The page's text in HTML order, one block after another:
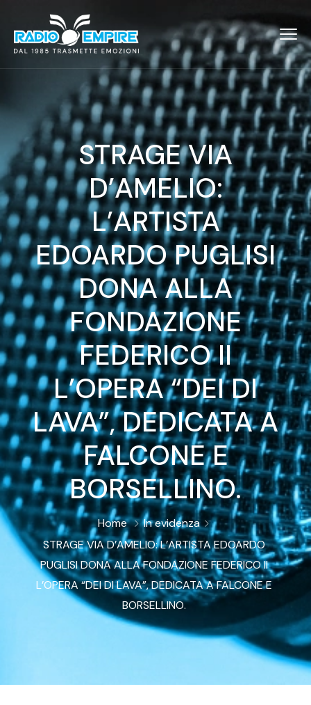
STRAGE VIA
D’AMELIO:
L’ARTISTA
EDOARDO PUGLISI
DONA ALLA
FONDAZIONE
FEDERICO II
L’OPERA “DEI DI
LAVA”, DEDICATA A
FALCONE E
BORSELLINO.
Home
In evidenza
STRAGE VIA D’AMELIO: L’ARTISTA EDOARDO
PUGLISI DONA ALLA FONDAZIONE FEDERICO II
L’OPERA “DEI DI LAVA”, DEDICATA A FALCONE E
BORSELLINO.